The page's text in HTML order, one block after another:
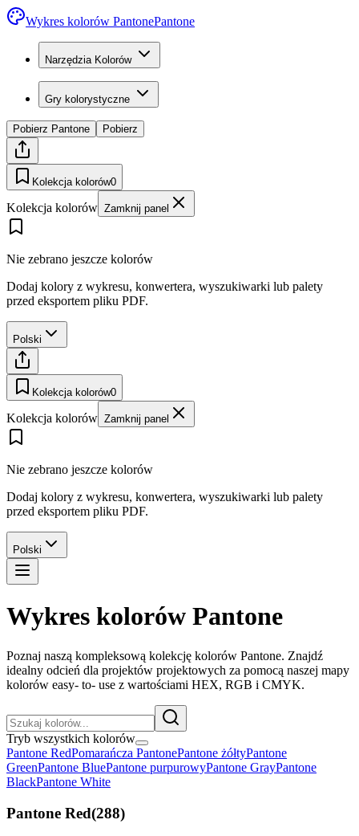
Wykres kolorów PantonePantone
Narzędzia Kolorów
Gry kolorystyczne
Pobierz Pantone Pobierz
Kolekcja kolorów0
Kolekcja kolorów Zamknij panel
Nie zebrano jeszcze kolorów
Dodaj kolory z wykresu, konwertera, wyszukiwarki lub palety
przed eksportem pliku PDF.
Polski
Kolekcja kolorów0
Kolekcja kolorów Zamknij panel
Nie zebrano jeszcze kolorów
Dodaj kolory z wykresu, konwertera, wyszukiwarki lub palety
przed eksportem pliku PDF.
Polski
Wykres kolorów Pantone
Poznaj naszą kompleksową kolekcję kolorów Pantone. Znajdź
idealny odcień dla projektów projektowych za pomocą naszej mapy
kolorów easy- to- use z wartościami HEX, RGB i CMYK.
Tryb wszystkich kolorów
Pantone RedPomarańcza PantonePantone żółtyPantone
GreenPantone BluePantone purpurowyPantone GrayPantone
BlackPantone White
Pantone Red(288)